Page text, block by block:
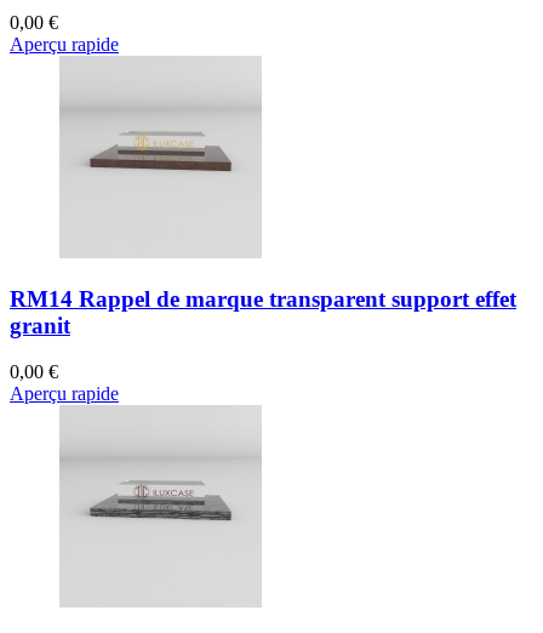
0,00 €
Aperçu rapide
RM14 Rappel de marque transparent support effet
granit
0,00 €
Aperçu rapide